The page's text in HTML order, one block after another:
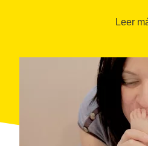
el embarazo y la lactancia.
Leer